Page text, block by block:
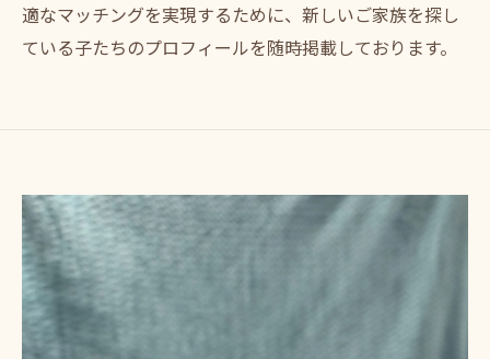
適なマッチングを実現するために、新しいご家族を探し
ている子たちのプロフィールを随時掲載しております。